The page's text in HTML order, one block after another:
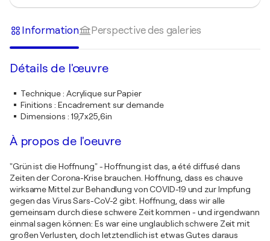
Information Perspective des galeries
Détails de l'œuvre
Technique: Acrylique sur Papier
Finitions : Encadrement sur demande
Dimensions : 19,7x25,6in
À propos de l'oeuvre
"Grün ist die Hoffnung" - Hoffnung ist das, a été diffusé dans
Zeiten der Corona-Krise brauchen. Hoffnung, dass es chauve
wirksame Mittel zur Behandlung von COVID-19 und zur Impfung
gegen das Virus Sars-CoV-2 gibt. Hoffnung, dass wir alle
gemeinsam durch diese schwere Zeit kommen - und irgendwann
einmal sagen können: Es war eine unglaublich schwere Zeit mit
großen Verlusten, doch letztendlich ist etwas Gutes daraus